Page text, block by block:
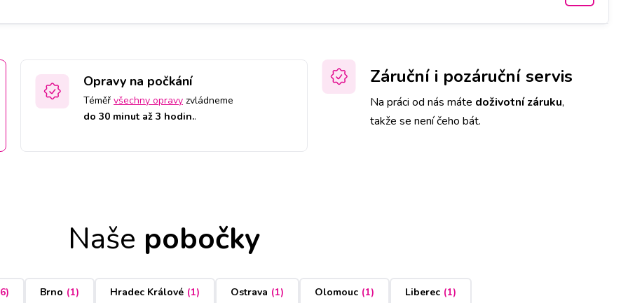
Opravy na počkání
Téměř všechny opravy zvládneme
do 30 minut až 3 hodin..
Záruční i pozáruční servis
Na práci od nás máte doživotní záruku,
takže se není čeho bát.
Naše pobočky
6) Brno (1) Hradec Králové (1) Ostrava (1) Olomouc (1) Liberec (1)